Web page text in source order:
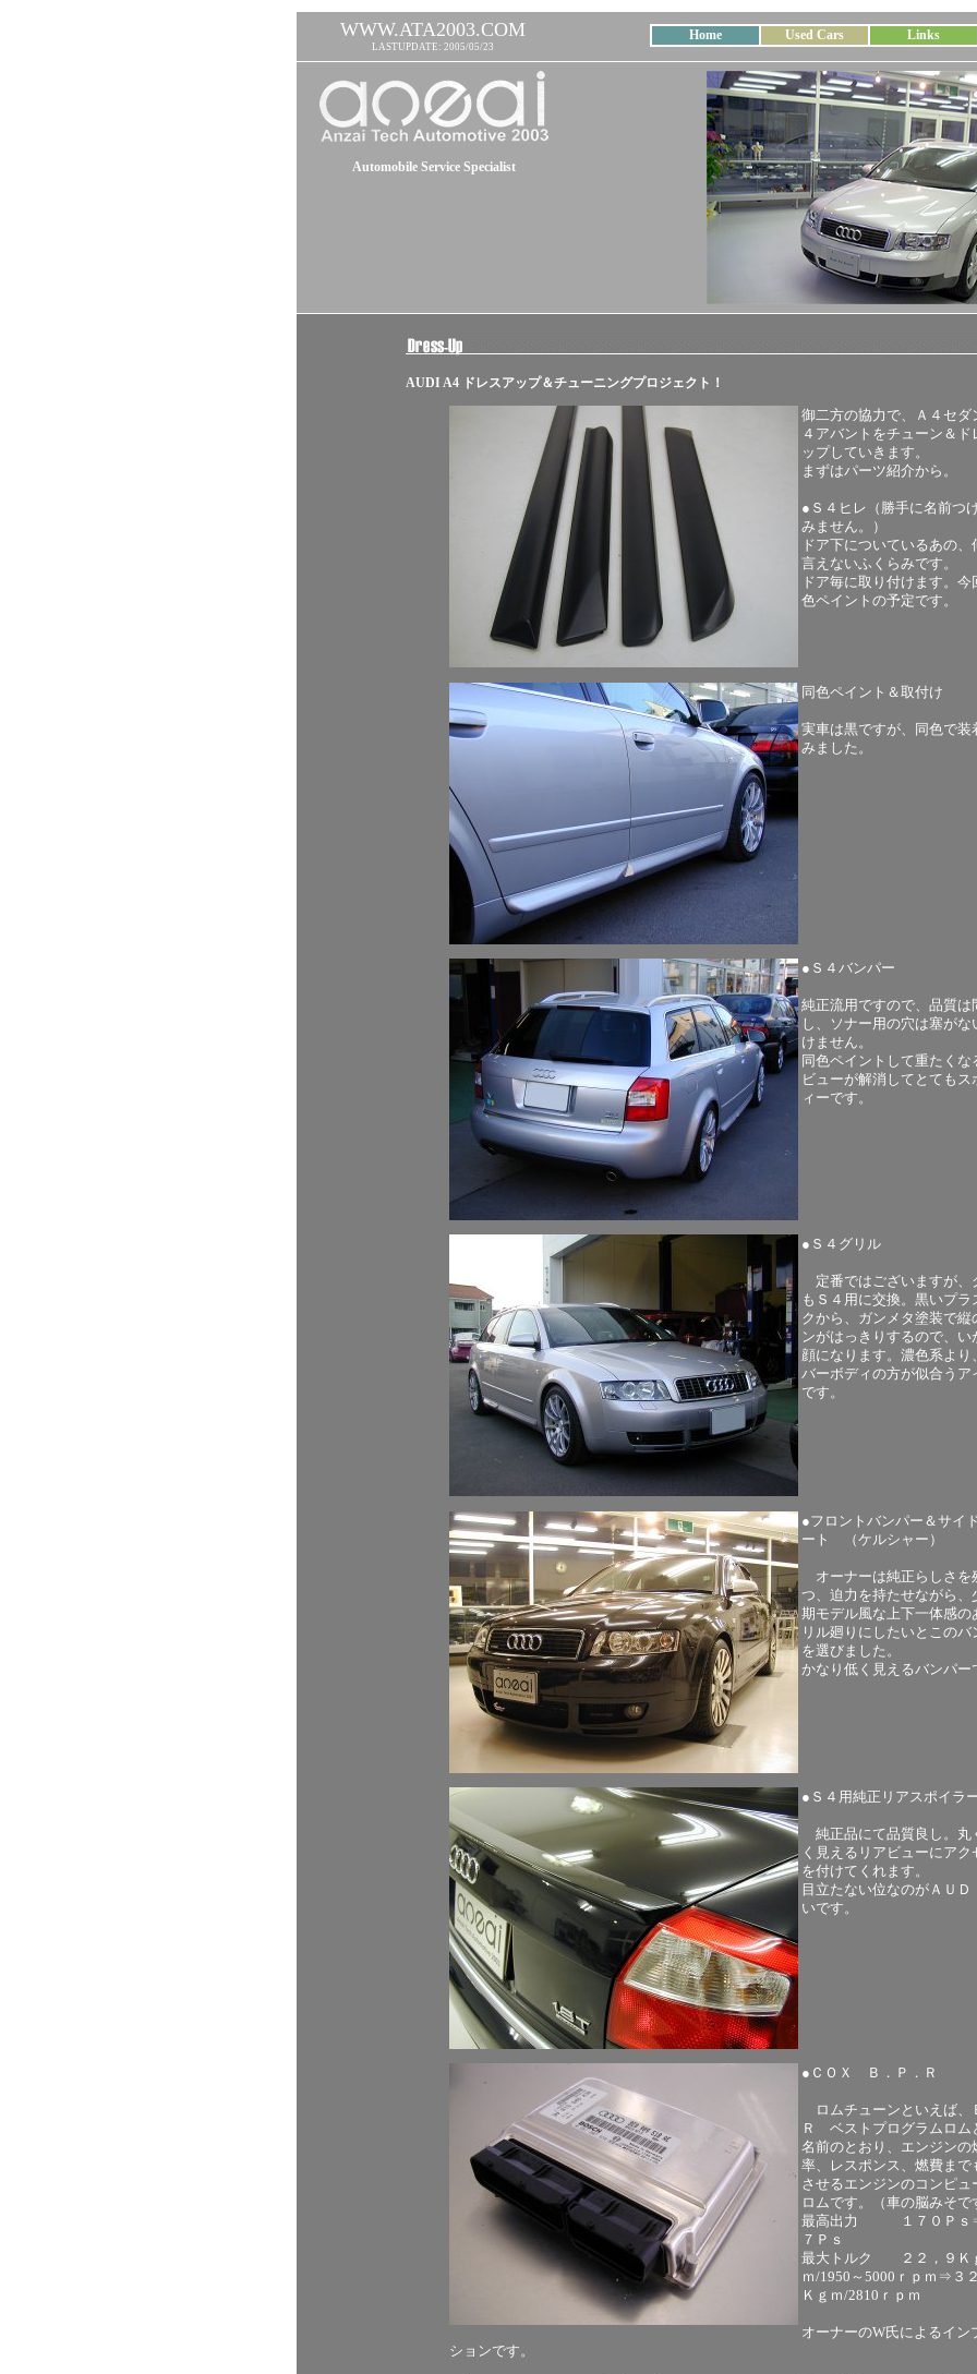
WWW.ATA2003.COM
LASTUPDATE: 2005/05/23
Home Used Cars Links
Automobile Service Specialist
AUDI A4 ドレスアップ＆チューニングプロジェクト！
御二方の協力で、Ａ４セダ
４アバントをチューン＆ド
ップしていきます。
まずはパーツ紹介から。
●Ｓ４ヒレ（勝手に名前つ
みません。）
ドア下についているあの、
言えないふくらみです。
ドア毎に取り付けます。今
色ペイントの予定です。
同色ペイント＆取付け
実車は黒ですが、同色で装
みました。
●Ｓ４バンパー
純正流用ですので、品質は
し、ソナー用の穴は塞がな
けません。
同色ペイントして重たくな
ビューが解消してとてもス
ィーです。
●Ｓ４グリル
定番ではございますが、
もＳ４用に交換。黒いプラ
クから、ガンメタ塗装で縦
ンがはっきりするので、い
顔になります。濃色系より
バーボディの方が似合うア
です。
●フロントバンパー＆サイ
ート （ケルシャー）
オーナーは純正らしさを
つ、迫力を持たせながら、
期モデル風な上下一体感の
リル廻りにしたいとこのバ
を選びました。
かなり低く見えるバンパー
●Ｓ４用純正リアスポイラ
純正品にて品質良し。丸
く見えるリアビューにアク
を付けてくれます。
目立たない位なのがＡＵＤ
いです。
●ＣＯＸ Ｂ．Ｐ．Ｒ
ロムチューンといえば、
Ｒ ベストプログラムロム
名前のとおり、エンジンの
率、レスポンス、燃費まで
させるエンジンのコンピュ
ロムです。（車の脳みそで
最高出力 １７０Ｐｓ
７Ｐｓ
最大トルク ２２，９Ｋ
ｍ/1950～5000ｒｐｍ⇒３
Ｋｇｍ/2810ｒｐｍ
オーナーのW氏によるイン
ションです。